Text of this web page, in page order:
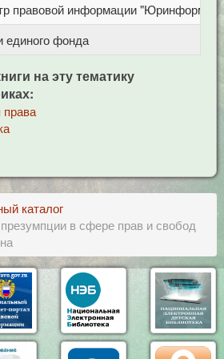
правовой информации "Юринформ"
единого фонда
на эту тематику
каталог
в сфере прав и свобод